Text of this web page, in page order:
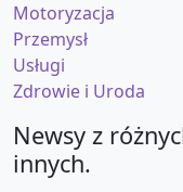
Motoryzacja
Przemysł
Usługi
Zdrowie i Uroda
Newsy z
innych.